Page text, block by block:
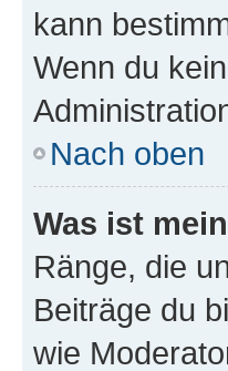
kann
Wenn du
Nach oben
Was ist
Ränge, die
Beiträge du
wie